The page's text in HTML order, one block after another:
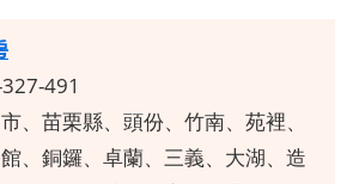
491
、苗栗縣、頭份、竹南、苑裡、
、銅鑼、卓蘭、三義、大湖、造